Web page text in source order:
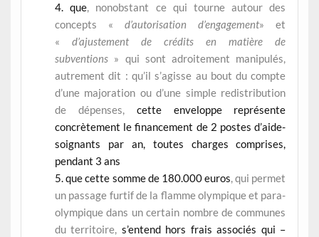
que, nonobstant ce qui tourne autour des
concepts «d’autorisation d’engagement» et
«d’ajustement de crédits en matière de
subventions» qui sont adroitement manipulés,
autrement dit : qu’il s’agisse au bout du compte
d’une majoration ou d’une simple redistribution
de dépenses,cette enveloppe représente
concrètement le financement de 2 postes d’aide-
soignants par an, toutes charges comprises,
pendant 3 ans
que cette somme de 180.000 euros, qui permet
un passage furtif de la flamme olympique et para-
olympique dans un certain nombre de communes
du territoire, s’entend hors frais associés qui –